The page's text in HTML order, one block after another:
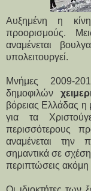
Αυξημένη η
προορισμούς.
αναμένεται
υπολειτουργεί.
Μνήμες 2009-
δημοφιλών
βόρειας Ελλάδας η
για τα
περισσότερους
αναμένεται την
σημαντικά σε
περιπτώσεις ακόμη